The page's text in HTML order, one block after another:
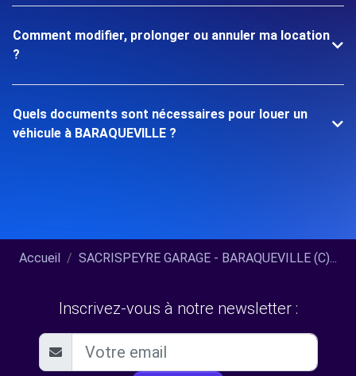
Comment modifier, prolonger ou annuler ma location
?
Quels documents sont nécessaires pour louer un
véhicule à BARAQUEVILLE ?
Accueil SACRISPEYRE GARAGE - BARAQUEVILLE (C)...
Inscrivez-vous à notre newsletter :